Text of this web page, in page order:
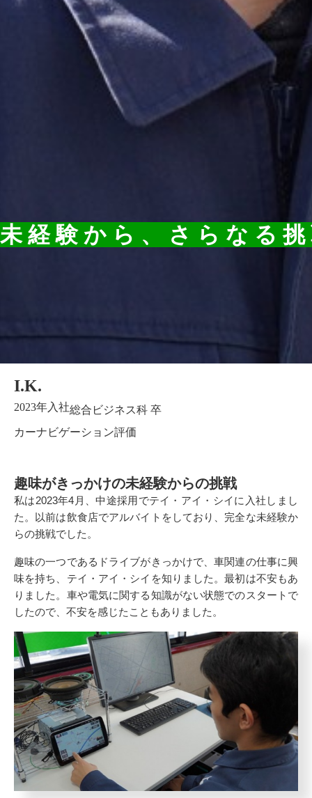
未経験から、さらなる
I.K.
2023年入社総合ビジネス科 卒
カーナビゲーション評価
趣味がきっかけの未経験からの挑戦
私は2023年4月、中途採用でテイ・アイ・シイに入社しまし
た。以前は飲食店でアルバイトをしており、完全な未経験か
らの挑戦でした。
趣味の一つであるドライブがきっかけで、車関連の仕事に興
味を持ち、テイ・アイ・シイを知りました。最初は不安もあ
りました。車や電気に関する知識がない状態でのスタートで
したので、不安を感じたこともありました。